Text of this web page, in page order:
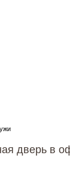
дверь в